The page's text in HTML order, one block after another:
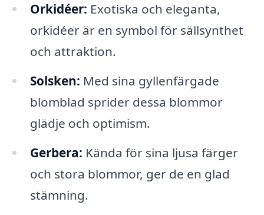
Orkidéer: Exotiska och eleganta,
orkidéer är en symbol för sällsynthet
och attraktion.
Solsken: Med sina gyllenfärgade
blomblad sprider dessa blommor
glädje och optimism.
Gerbera: Kända för sina ljusa färger
och stora blommor, ger de en glad
stämning.